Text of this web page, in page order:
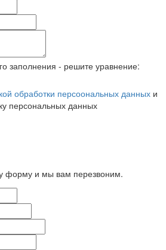
заполнения - решите уравнение:
обработки персоональных данных и
персональных данных
форму и мы вам перезвоним.